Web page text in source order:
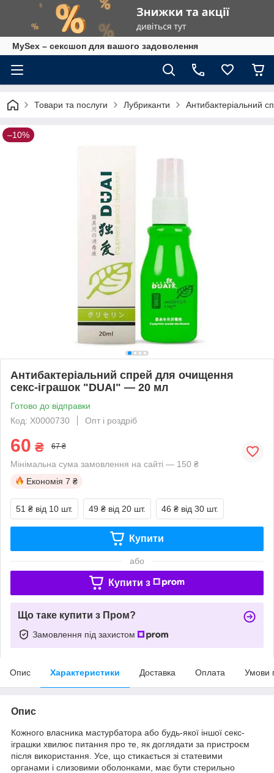
MySex – сексшоп для вашого задоволення
Товари та послуги Лубриканти Антибактеріальний
–10%
Антибактеріальний спрей для очищення
секс-іграшок "DUAI" — 20 мл
Готово до відправки
Код: X0000730
Опт і роздріб
60 ₴ 67 ₴
Мінімальна сума замовлення на сайті — 150 ₴
Економія 7 ₴
51 ₴ від 10 шт. 49 ₴ від 20 шт. 46 ₴ від 30 шт.
Купити
або
Купити з
Що таке купити з Пром?
Замовлення під захистом
Опис Характеристики Доставка Оплата Умови
Опис
Кожного власника мастурбатора або будь-якої іншої секс-
іграшки хвилює питання про те, як доглядати за пристроєм
після використання. Усе, що стикається зі статевими
органами і слизовими оболонками, має бути стерильно